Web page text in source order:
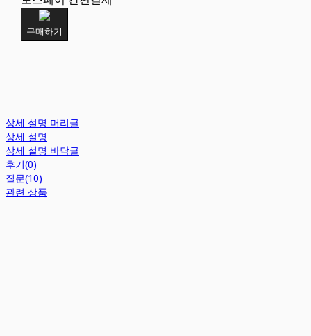
구매하기
상세 설명 머리글
상세 설명
상세 설명 바닥글
후기(0)
질문(10)
관련 상품